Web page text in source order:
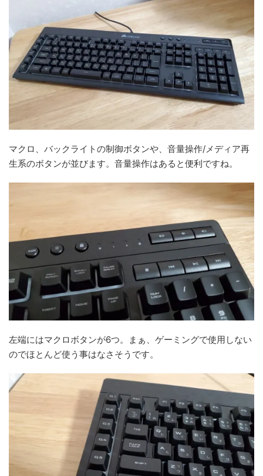
マクロ、バックライトの制御ボタンや、音量操作/メディア再
生系のボタンが並びます。音量操作はあると便利ですね。
左端にはマクロボタンが6つ。まぁ、ゲーミングで使用しない
のでほとんど使う事はなさそうです。